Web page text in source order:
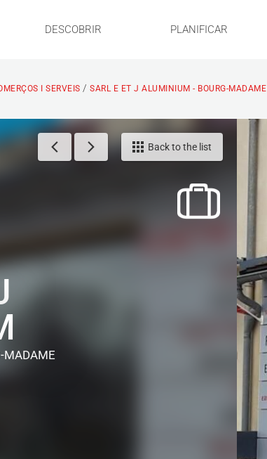
DESCOBRIR PLANIFICAR
I SERVEIS / SARL E ET J ALUMINIUM - BOURG-MADAME
Back to the list
MADAME